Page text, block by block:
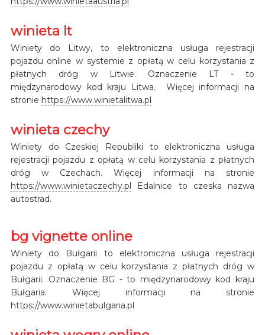
winieta lt
Winiety do Litwy, to elektroniczna usługa rejestracji
pojazdu online w systemie z opłatą w celu korzystania z
płatnych dróg w Litwie. Oznaczenie LT - to
międzynarodowy kod kraju Litwa. Więcej informacji na
stronie https://www.winietalitwa.pl
winieta czechy
Winiety do Czeskiej Republiki to elektroniczna usługa
rejestracji pojazdu z opłatą w celu korzystania z płatnych
dróg w Czechach. Więcej informacji na stronie
https://www.winietaczechy.pl Edalnice to czeska nazwa
autostrad.
bg vignette online
Winiety do Bułgarii to elektroniczna usługa rejestracji
pojazdu z opłatą w celu korzystania z płatnych dróg w
Bułgarii. Oznaczenie BG - to międzynarodowy kod kraju
Bułgaria. Więcej informacji na stronie
https://www.winietabulgaria.pl